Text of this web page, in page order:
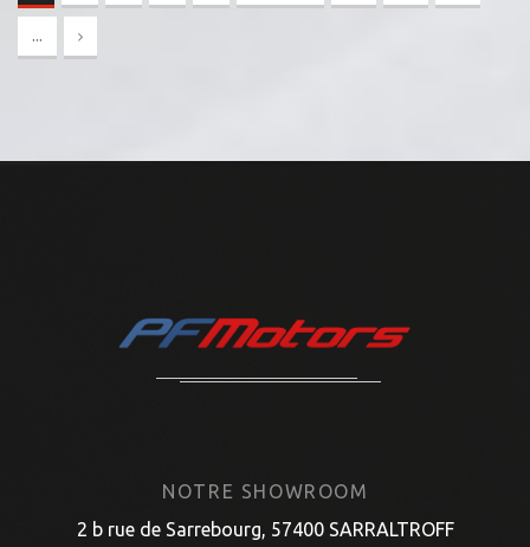
...
NOTRE SHOWROOM
2 b rue de Sarrebourg, 57400 SARRALTROFF